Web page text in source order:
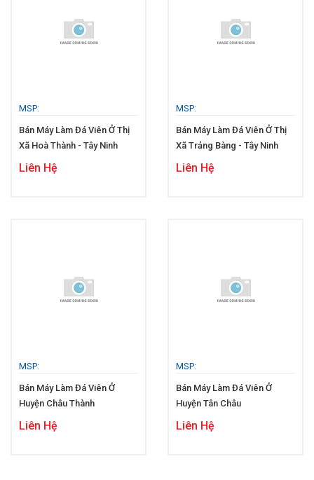
MSP:
Bán Máy Làm Đá Viên Ở Thị
Xã Hoà Thành - Tây Ninh
Liên Hệ
MSP:
Bán Máy Làm Đá Viên Ở Thị
Xã Trảng Bàng - Tây Ninh
Liên Hệ
MSP:
Bán Máy Làm Đá Viên Ở
Huyện Châu Thành
Liên Hệ
MSP:
Bán Máy Làm Đá Viên Ở
Huyện Tân Châu
Liên Hệ